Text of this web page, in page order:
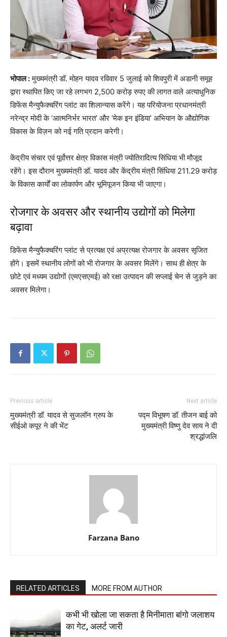
भोपाल :मुख्यमंत्री डॉ. मोहन यादव रविवार 5 जुलाई को शिवपुरी में अडानी समूह
द्वारा स्थापित किए जा रहे लगभग 2,500 करोड़ रुपए की लागत वाले अत्याधुनिक
डिफेंस मैन्युफैक्चरिंग प्लांट का शिलान्यास करेंगे। यह परियोजना प्रधानमंत्री
नरेन्द्र मोदी के ‘आत्मनिर्भर भारत’ और ‘मेक इन इंडिया’ अभियान के औद्योगिक
विकास के विज़न को नई गति प्रदान करेगी।
केंद्रीय संचार एवं पूर्वोत्तर क्षेत्र विकास मंत्री ज्योतिरादित्य सिंधिया भी मौजूद
रहेंगे। इस दौरान मुख्यमंत्री डॉ. यादव और केंद्रीय मंत्री सिंधिया 211.29 करोड़
के विकास कार्यों का लोकार्पण और भूमिपूजन किया भी जाएगा।
रोजगार के अवसर और स्थानीय उद्योगों को मिलेगा
बढ़ावा
डिफेंस मैन्युफैक्चरिंग प्लांट से प्रत्यक्ष एवं अप्रत्यक्ष रोजगार के अवसर सृजित
होंगे। इसमें स्थानीय लोगों को भी रोजगार के अवसर मिलेंगे। साथ ही क्षेत्र के
छोटे एवं मध्यम उद्योगों (एमएसएमई) को रक्षा उत्पादन की सप्लाई चेन से जुड़ने का
अवसर मिलेगा।
Previous article
मुख्यमंत्री डॉ. यादव से सुजलॉन ग्रुप के
सीईओ कपूर ने की भेंट
Next article
पद्म विभूषण डॉ. तीजन बाई को
मुख्यमंत्री विष्णु देव साय ने दी
श्रद्धांजलि
Farzana Bano
RELATED ARTICLES MORE FROM AUTHOR
कभी भी खोला जा सकता है मिनीमाता बांगो जलाशय
का गेट, अलर्ट जारी